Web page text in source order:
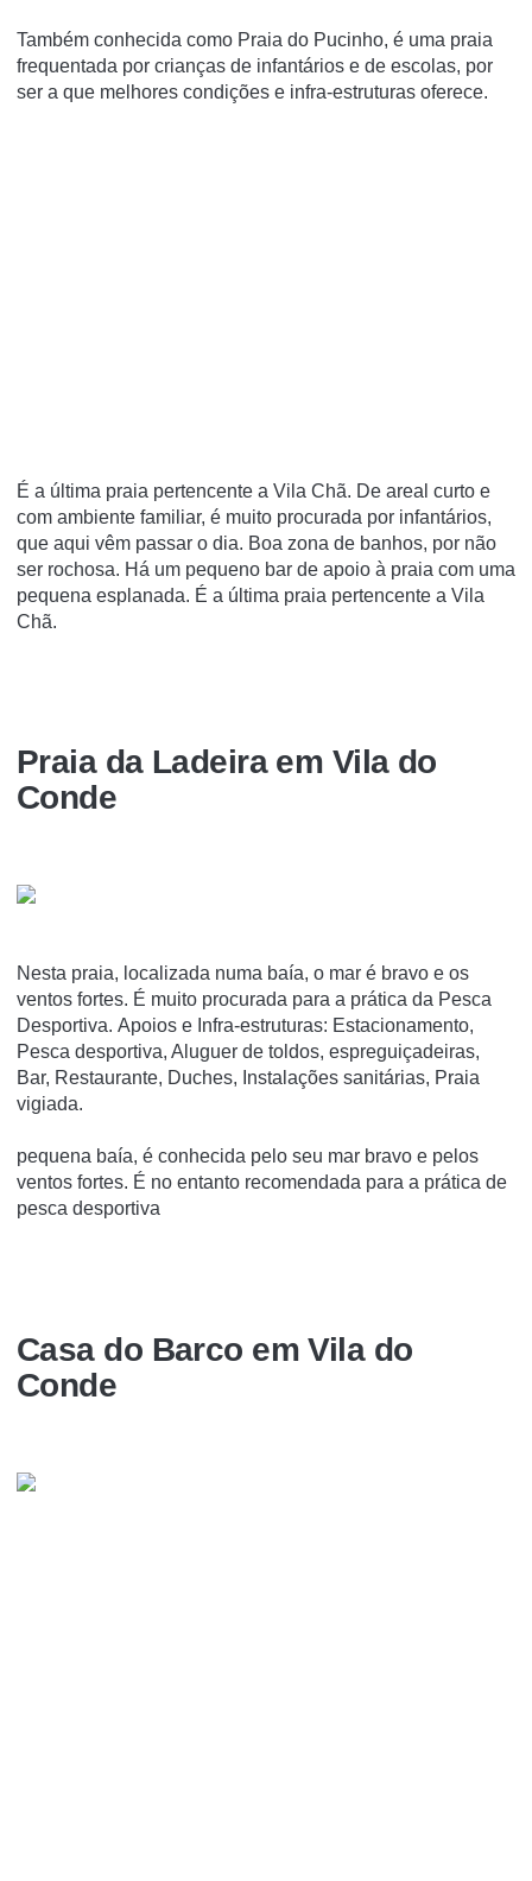
Também conhecida como Praia do Pucinho, é uma praia
frequentada por crianças de infantários e de escolas, por
ser a que melhores condições e infra-estruturas oferece.
É a última praia pertencente a Vila Chã. De areal curto e
com ambiente familiar, é muito procurada por infantários,
que aqui vêm passar o dia. Boa zona de banhos, por não
ser rochosa. Há um pequeno bar de apoio à praia com uma
pequena esplanada. É a última praia pertencente a Vila
Chã.
Praia da Ladeira em Vila do
Conde
Nesta praia, localizada numa baía, o mar é bravo e os
ventos fortes. É muito procurada para a prática da Pesca
Desportiva. Apoios e Infra-estruturas: Estacionamento,
Pesca desportiva, Aluguer de toldos, espreguiçadeiras,
Bar, Restaurante, Duches, Instalações sanitárias, Praia
vigiada.
pequena baía, é conhecida pelo seu mar bravo e pelos
ventos fortes. É no entanto recomendada para a prática de
pesca desportiva
Casa do Barco em Vila do
Conde